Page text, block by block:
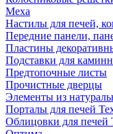
Меха
Настилы для печей,
Передние панели,
Пластины
Подставки для
Предтопочные листы
Прочистные дверцы
Элементы из
Порталы для печей
Облицовки для печей